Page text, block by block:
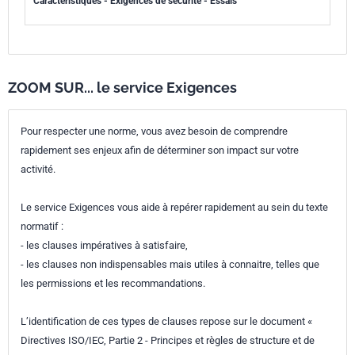
ZOOM SUR... le service Exigences
Pour respecter une norme, vous avez besoin de comprendre
rapidement ses enjeux afin de déterminer son impact sur votre
activité.
Le service Exigences vous aide à repérer rapidement au sein du texte
normatif :
- les clauses impératives à satisfaire,
- les clauses non indispensables mais utiles à connaitre, telles que
les permissions et les recommandations.
L’identification de ces types de clauses repose sur le document «
Directives ISO/IEC, Partie 2 - Principes et règles de structure et de